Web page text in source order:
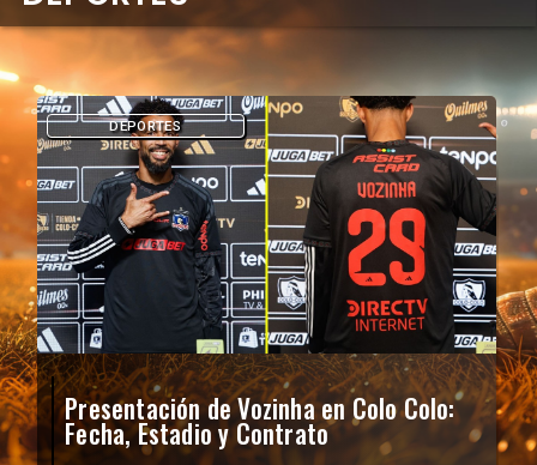
Presentación de Vozinha en Colo Colo:
Fecha, Estadio y Contrato
DEPORTES